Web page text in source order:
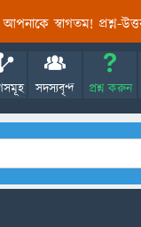
আপনাকে স্বাগতম! প্রশ্ন-
সদস্যবৃন্দ প্রশ্ন করুন